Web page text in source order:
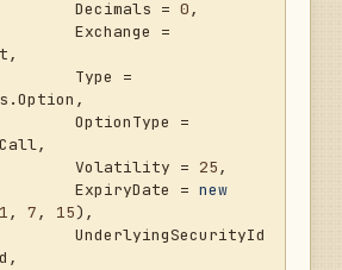
                    Decimals =
0,
                    Volatility =
25,
                    ExpiryDate =
new
, 7, 15),